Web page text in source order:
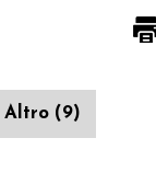
Altro (9)